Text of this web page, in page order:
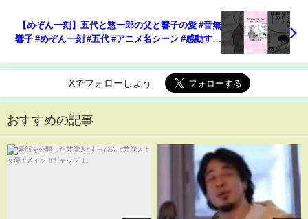
【めぞん一刻】五代と惣一郎の父と響子の愛 #音無
響子 #めぞん一刻 #五代 #アニメ名シーン #感動する
Xでフォローしよう
おすすめの記事